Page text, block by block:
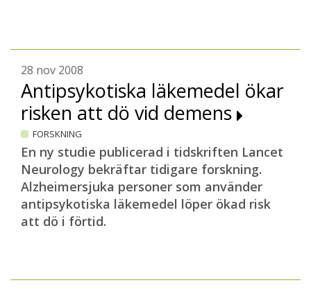
28 nov 2008
Antipsykotiska läkemedel ökar
risken att dö vid demens
FORSKNING
En ny studie publicerad i tidskriften Lancet
Neurology bekräftar tidigare forskning.
Alzheimersjuka personer som använder
antipsykotiska läkemedel löper ökad risk
att dö i förtid.